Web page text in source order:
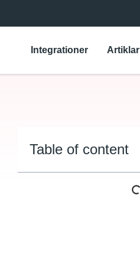
Integrationer Artiklar
Table of content